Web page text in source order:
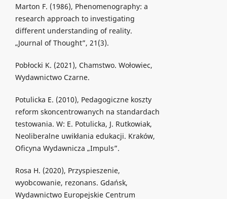
Marton F. (1986), Phenomenography: a
research approach to investigating
different understanding of reality.
„Journal of Thought”, 21(3).
Pobłocki K. (2021), Chamstwo. Wołowiec,
Wydawnictwo Czarne.
Potulicka E. (2010), Pedagogiczne koszty
reform skoncentrowanych na standardach
testowania. W: E. Potulicka, J. Rutkowiak,
Neoliberalne uwikłania edukacji. Kraków,
Oficyna Wydawnicza „Impuls”.
Rosa H. (2020), Przyspieszenie,
wyobcowanie, rezonans. Gdańsk,
Wydawnictwo Europejskie Centrum